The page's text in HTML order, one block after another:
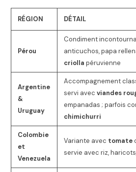
RÉGION DÉTAIL
Pérou
Condiment
anticuchos, papa
criolla péruvienne
Argentine
&
Uruguay
Accompagnement
servi avecviandes
empanadas ; parfois
chimichurri
Colombie
et
Venezuela
Variante avec tomate
servie avec riz,